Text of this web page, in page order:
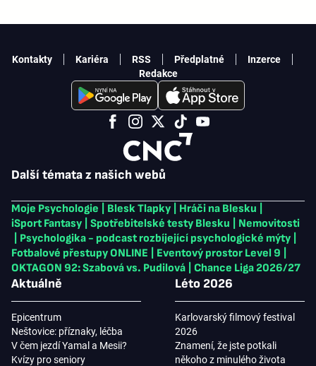
Další témata z našich webů
Moje Psychologie Blesk Tlapky Hráči na Blesku
iSport Fantasy
Spotřebitelské testy Blesku
Nemovitosti
Psychologika - podcast rozbíjející psychologické mýty
Fotbalové přestupy ONLINE
Eventový prostor Level 9
OKTAGON 92: Szabová vs. Pudilová
Chance Liga 2026/27
Aktuálně
Epicentrum
Neštovice: příznaky, léčba
V čem jezdí Yamal a Mesii?
Kvízy pro seniory
Léto 2026
Karlovarský filmový festival
2026
Znamení, že jste potkali
někoho z minulého života
Kontakty Kariéra RSS Předplatné
Inzerce
Redakce